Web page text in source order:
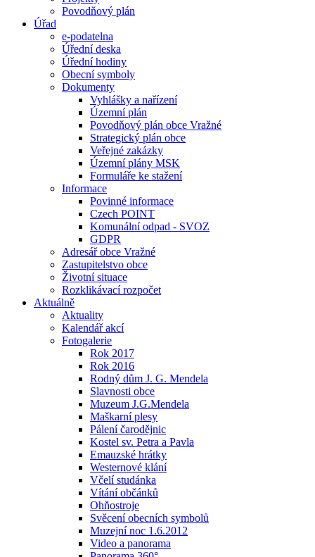
Povodňový plán
Úřad
e-podatelna
Úřední deska
Úřední hodiny
Obecní symboly
Dokumenty
Vyhlášky a nařízení
Územní plán
Povodňový plán obce Vražné
Strategický plán obce
Veřejné zakázky
Územní plány MSK
Formuláře ke stažení
Informace
Povinné informace
Czech POINT
Komunální odpad - SVOZ
GDPR
Adresář obce Vražné
Zastupitelstvo obce
Životní situace
Rozklikávací rozpočet
Aktuálně
Aktuality
Kalendář akcí
Fotogalerie
Rok 2017
Rok 2016
Rodný dům J. G. Mendela
Slavnosti obce
Muzeum J.G.Mendela
Maškarní plesy
Pálení čarodějnic
Kostel sv. Petra a Pavla
Emauzské hrátky
Westernové klání
Včelí studánka
Vítání občánků
Ohňostroje
Svěcení obecních symbolů
Muzejní noc 1.6.2012
Video a panorama